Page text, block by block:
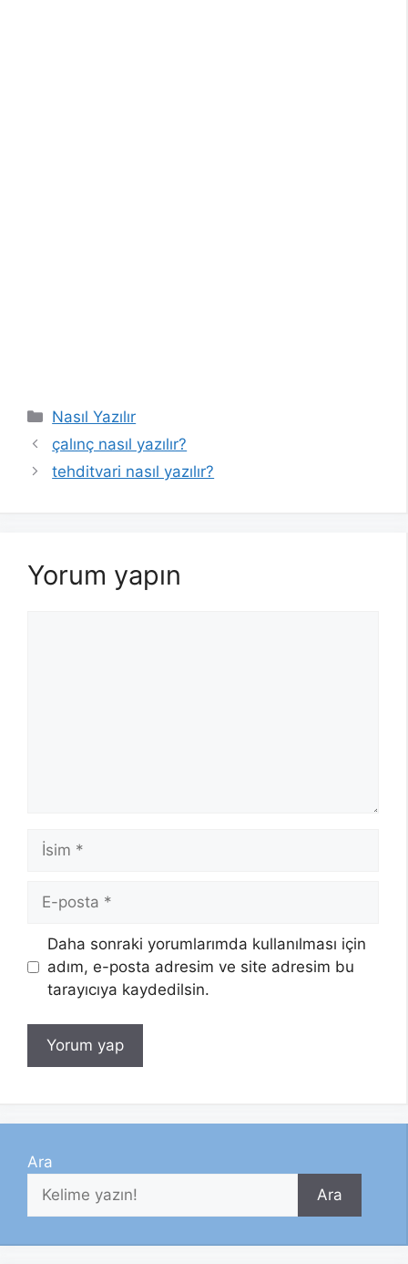
Kategoriler
Nasıl Yazılır
çalınç nasıl yazılır?
tehditvari nasıl yazılır?
Yorum yapın
İsim
posta
Daha sonraki yorumlarımda kullanılması için
adım, e-posta adresim ve site adresim bu
tarayıcıya kaydedilsin.
Ara
Ara